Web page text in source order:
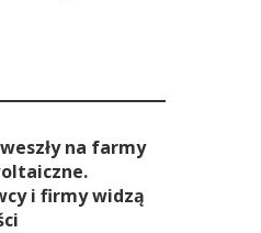
na farmy
i firmy widzą